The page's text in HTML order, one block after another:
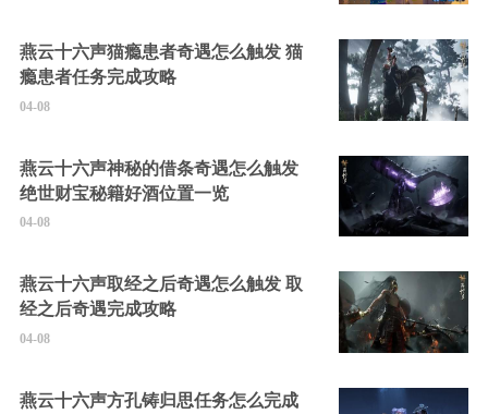
燕云十六声猫瘾患者奇遇怎么触发 猫
瘾患者任务完成攻略
04-08
燕云十六声神秘的借条奇遇怎么触发
绝世财宝秘籍好酒位置一览
04-08
燕云十六声取经之后奇遇怎么触发 取
经之后奇遇完成攻略
04-08
燕云十六声方孔铸归思任务怎么完成